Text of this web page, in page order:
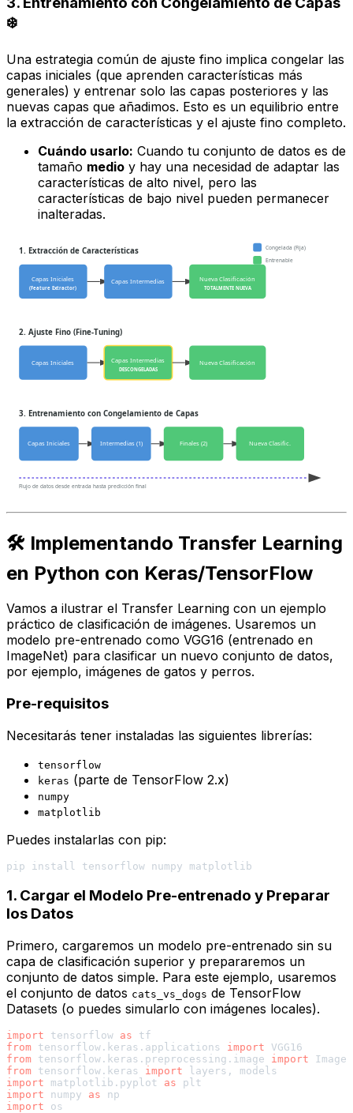
❄️
Una estrategia común de ajuste fino implica congelar las
capas iniciales (que aprenden características más
generales) y entrenar solo las capas posteriores y las
nuevas capas que añadimos. Esto es un equilibrio entre
la extracción de características y el ajuste fino completo.
Cuándo usarlo: Cuando tu conjunto de datos es de
tamaño medio y hay una necesidad de adaptar las
características de alto nivel, pero las
características de bajo nivel pueden permanecer
inalteradas.
Congelada (Fija)
Entrenable
1. Extracción de Características
Capas Iniciales
(Feature Extractor)
Capas Intermedias Nueva Clasificación
TOTALMENTE NUEVA
2. Ajuste Fino (Fine-Tuning)
Capas Iniciales Capas Intermedias
DESCONGELADAS
Nueva Clasificación
3. Entrenamiento con Congelamiento de Capas
Capas Iniciales Intermedias (1) Finales (2) Nueva Clasific.
Flujo de datos desde entrada hasta predicción final
🛠️ Implementando Transfer Learning
en Python con Keras/TensorFlow
Vamos a ilustrar el Transfer Learning con un ejemplo
práctico de clasificación de imágenes. Usaremos un
modelo pre-entrenado como VGG16 (entrenado en
ImageNet) para clasificar un nuevo conjunto de datos,
por ejemplo, imágenes de gatos y perros.
Pre-requisitos
Necesitarás tener instaladas las siguientes librerías:
tensorflow
keras (parte de TensorFlow 2.x)
numpy
matplotlib
Puedes instalarlas con pip:
1. Cargar el Modelo Pre-entrenado y Preparar
los Datos
Primero, cargaremos un modelo pre-entrenado sin su
capa de clasificación superior y prepararemos un
conjunto de datos simple. Para este ejemplo, usaremos
el conjunto de datos cats_vs_dogs de TensorFlow
Datasets (o puedes simularlo con imágenes locales).
import tensorflow as
from tensorflow.keras.applications import
from tensorflow.keras.preprocessing.image import
from tensorflow.keras import
import matplotlib.pyplot as
import numpy as
import os